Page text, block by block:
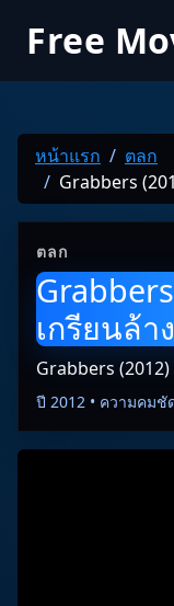
Free
หน้าแรก
ตลก
Grabbers
ตลก
เกรียนล้
Grabbers
ปี 2012 • ความคมชั